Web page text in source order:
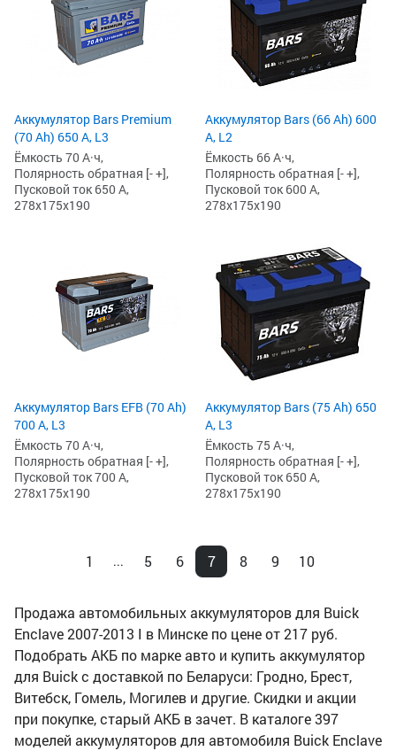
Аккумулятор Bars Premium
(70 Ah) 650 А, L3
Ёмкость 70 А·ч,
Полярность обратная [- +],
Пусковой ток 650 А,
278x175x190
Аккумулятор Bars (66 Ah) 600
А, L2
Ёмкость 66 А·ч,
Полярность обратная [- +],
Пусковой ток 600 А,
278x175x190
Аккумулятор Bars EFB (70 Ah)
700 А, L3
Ёмкость 70 А·ч,
Полярность обратная [- +],
Пусковой ток 700 А,
278x175x190
Аккумулятор Bars (75 Ah) 650
А, L3
Ёмкость 75 А·ч,
Полярность обратная [- +],
Пусковой ток 650 А,
278x175x190
1 ... 5 6 7 8 9 10
Продажа автомобильных аккумуляторов для Buick
Enclave 2007-2013 I в Минске по цене от 217 руб.
Подобрать АКБ по марке авто и купить аккумулятор
для Buick с доставкой по Беларуси: Гродно, Брест,
Витебск, Гомель, Могилев и другие. Скидки и акции
при покупке, старый АКБ в зачет. В каталоге 397
моделей аккумуляторов для автомобиля Buick Enclave